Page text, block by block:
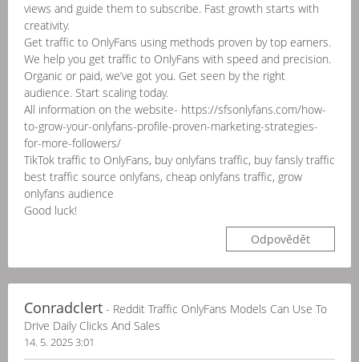
views and guide them to subscribe. Fast growth starts with
creativity.
Get traffic to OnlyFans using methods proven by top earners.
We help you get traffic to OnlyFans with speed and precision.
Organic or paid, we’ve got you. Get seen by the right
audience. Start scaling today.
All information on the website- https://sfsonlyfans.com/how-
to-grow-your-onlyfans-profile-proven-marketing-strategies-
for-more-followers/
TikTok traffic to OnlyFans, buy onlyfans traffic, buy fansly traffic
best traffic source onlyfans, cheap onlyfans traffic, grow
onlyfans audience
Good luck!
Odpovědět
Conradclert - Reddit Traffic OnlyFans Models Can Use To
Drive Daily Clicks And Sales
14. 5. 2025 3:01